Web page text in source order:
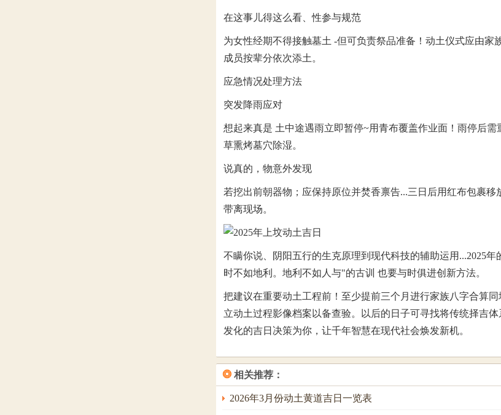
在这事儿得这么看、性参与规范
为女性经期不得接触墓土 -但可负责祭品准备！动土仪式应由家
成员按辈分依次添土。
应急情况处理方法
突发降雨应对
想起来真是 土中途遇雨立即暂停~用青布覆盖作业面！雨停后需
草熏烤墓穴除湿。
说真的，物意外发现
若挖出前朝器物；应保持原位并焚香禀告...三日后用红布包裹移
带离现场。
不瞒你说、阴阳五行的生克原理到现代科技的辅助运用...2025
时不如地利。地利不如人与"的古训 也要与时俱进创新方法。
把建议在重要动土工程前！至少提前三个月进行家族八字合算
立动土过程影像档案以备查验。以后的日子可寻找将传统择吉
发化的吉日决策为你，让千年智慧在现代社会焕发新机。
❂ 相关推荐：
2026年3月份动土黄道吉日一览表